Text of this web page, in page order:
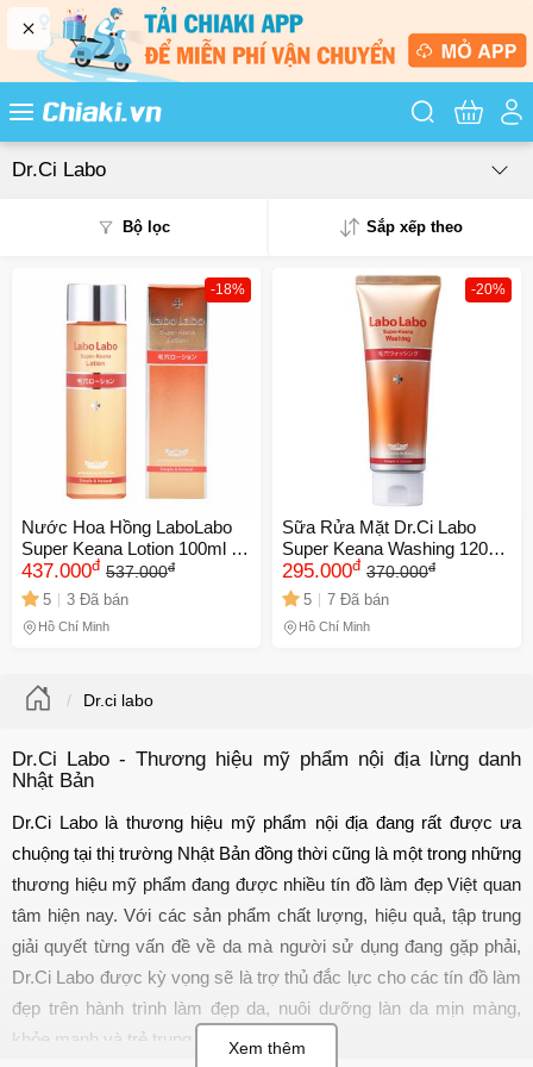
Tìm kiếm
Dr.Ci Labo
Bộ lọc Sắp xếp theo
Giá từ thấp - cao
Giá từ cao - thấp
-18%
Nước Hoa Hồng LaboLabo
Super Keana Lotion 100ml -
Dưỡng Da, Thu Nhỏ Lỗ Chân
Lông, Chất Lượng Nhật Bản,
Chăm Sóc Da Mặt Mịn Màng
437.000đ 537.000đ
5 3 Đã bán
Hồ Chí Minh
-20%
Sữa Rửa Mặt Dr.Ci Labo
Super Keana Washing 120g -
Làm Sạch Sâu Lỗ Chân
Lông, Chiết Xuất Thảo Mộc,
Phù Hợp Mọi Loại Da
295.000đ 370.000đ
5 7 Đã bán
Hồ Chí Minh
Dr.ci labo
Dr.Ci Labo - Thương hiệu mỹ phẩm nội địa lừng danh
Nhật Bản
Dr.Ci Labo là thương hiệu mỹ phẩm nội địa đang rất được ưa
chuộng tại thị trường Nhật Bản đồng thời cũng là một trong những
thương hiệu mỹ phẩm đang được nhiều tín đồ làm đẹp Việt quan
tâm hiện nay. Với các sản phẩm chất lượng, hiệu quả, tập trung
giải quyết từng vấn đề về da mà người sử dụng đang gặp phải,
Dr.Ci Labo được kỳ vọng sẽ là trợ thủ đắc lực cho các tín đồ làm
đẹp trên hành trình làm đẹp da, nuôi dưỡng làn da mịn màng,
khỏe mạnh và trẻ trung hơn.